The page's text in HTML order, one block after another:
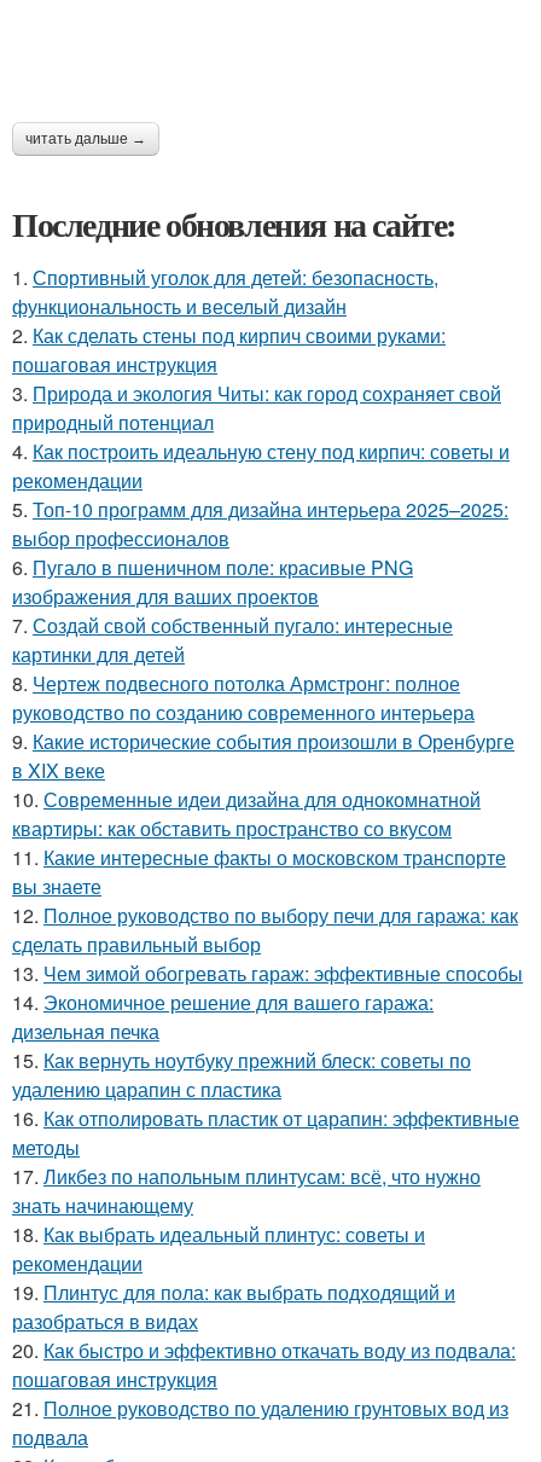
читать дальше →
Последние обновления на сайте:
1. Спортивный уголок для детей: безопасность,
функциональность и веселый дизайн
2. Как сделать стены под кирпич своими руками:
пошаговая инструкция
3. Природа и экология Читы: как город сохраняет свой
природный потенциал
4. Как построить идеальную стену под кирпич: советы и
рекомендации
5. Топ-10 программ для дизайна интерьера 2025–2025:
выбор профессионалов
6. Пугало в пшеничном поле: красивые PNG
изображения для ваших проектов
7. Создай свой собственный пугало: интересные
картинки для детей
8. Чертеж подвесного потолка Армстронг: полное
руководство по созданию современного интерьера
9. Какие исторические события произошли в Оренбурге
в XIX веке
10. Современные идеи дизайна для однокомнатной
квартиры: как обставить пространство со вкусом
11. Какие интересные факты о московском транспорте
вы знаете
12. Полное руководство по выбору печи для гаража: как
сделать правильный выбор
13. Чем зимой обогревать гараж: эффективные способы
14. Экономичное решение для вашего гаража:
дизельная печка
15. Как вернуть ноутбуку прежний блеск: советы по
удалению царапин с пластика
16. Как отполировать пластик от царапин: эффективные
методы
17. Ликбез по напольным плинтусам: всё, что нужно
знать начинающему
18. Как выбрать идеальный плинтус: советы и
рекомендации
19. Плинтус для пола: как выбрать подходящий и
разобраться в видах
20. Как быстро и эффективно откачать воду из подвала:
пошаговая инструкция
21. Полное руководство по удалению грунтовых вод из
подвала